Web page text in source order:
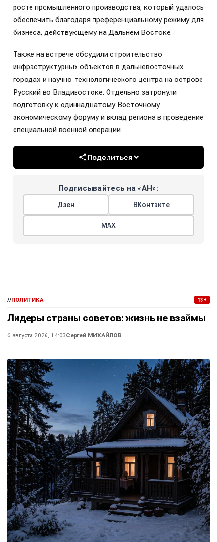
росте промышленного производства, который удалось
обеспечить благодаря преференциальному режиму для
бизнеса, действующему на Дальнем Востоке.
Также на встрече обсудили строительство
инфраструктурных объектов в дальневосточных
городах и научно-технологического центра на острове
Русский во Владивостоке. Отдельно затронули
подготовку к одиннадцатому Восточному
экономическому форуму и вклад региона в проведение
специальной военной операции.
Поделиться
Подписывайтесь на «АН»:
Дзен ВКонтакте
МАХ
//ПОЛИТИКА 13+
Лидеры страны советов: жизнь не взаймы
6 августа 2026, 14:03Сергей МИХАЙЛОВ